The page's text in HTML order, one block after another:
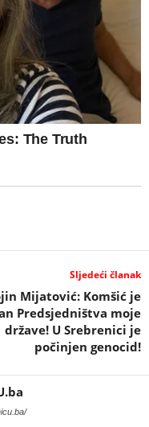
Sljedeći članak
Mijatović: Komšić je
Predsjedništva moje
države! U Srebrenici je
počinjen genocid!